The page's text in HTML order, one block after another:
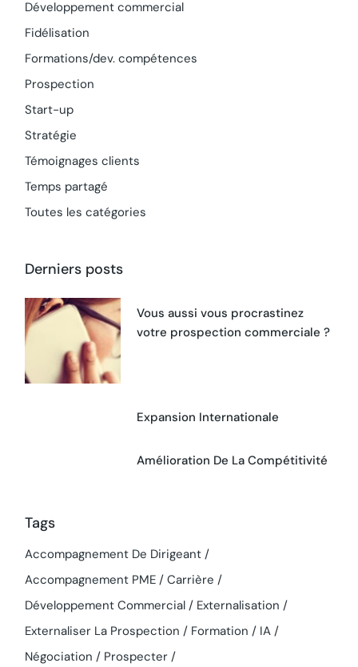
Développement commercial
Fidélisation
Formations/dev. compétences
Prospection
Start-up
Stratégie
Témoignages clients
Temps partagé
Toutes les catégories
Derniers posts
Vous aussi vous procrastinez
votre prospection commerciale ?
Expansion Internationale
Amélioration De La Compétitivité
Tags
Accompagnement De Dirigeant
Accompagnement PME
Carrière
Développement Commercial
Externalisation
Externaliser La Prospection
Formation
IA
Négociation
Prospecter